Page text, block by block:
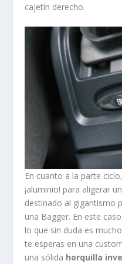
cajetín derecho.
En cuanto a la parte
¡aluminio! para aligerar
destinado al gigantismo
una Bagger. En este
lo que sin duda es
te esperas en una
una sólida horquilla